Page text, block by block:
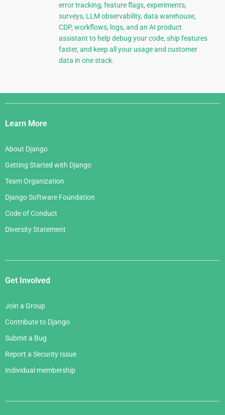
error tracking, feature flags, experiments,
surveys, LLM observability, data warehouse,
CDP, workflows, logs, and an AI product
assistant to help debug your code, ship features
faster, and keep all your usage and customer
data in one stack.
Django
Links
Learn More
About Django
Getting Started with Django
Team Organization
Django Software Foundation
Code of Conduct
Diversity Statement
Get Involved
Join a Group
Contribute to Django
Submit a Bug
Report a Security Issue
Individual membership